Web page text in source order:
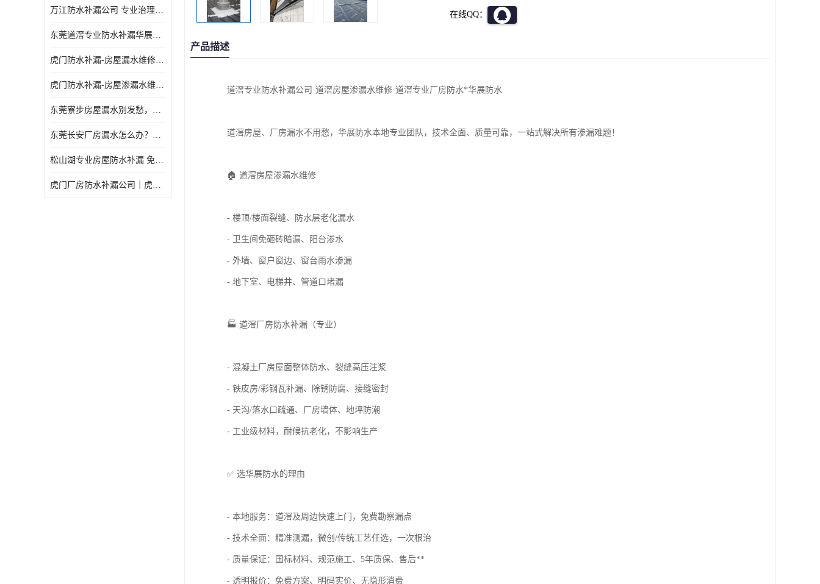
万江防水补漏公司 专业治理各项建筑物渗漏水 精准选材 快速止水
东莞道滘专业防水补漏华展防水更专业，及时高效，五年质保
虎门防水补漏-房屋漏水维修 免费上门提供方案 高效解决渗漏水问题
虎门防水补漏-房屋渗漏水维修 免费上门提供方案 验收合格再收费
东莞寮步房屋漏水别发愁，华展防水为您解烦忧！
东莞长安厂房漏水怎么办？华展防水24小时解决渗漏难题
松山湖专业房屋防水补漏 免费上门看现场，快速提供可靠方案
虎门厂房防水补漏公司｜虎门专修厂房渗漏水｜虎门楼面漏水补漏
在线QQ：
产品描述
道滘专业防水补漏公司·道滘房屋渗漏水维修·道滘专业厂房防水*华展防水
道滘房屋、厂房漏水不用愁，华展防水本地专业团队，技术全面、质量可靠，一站式解决所有渗漏难题！
🏠 道滘房屋渗漏水维修
- 楼顶/楼面裂缝、防水层老化漏水
- 卫生间免砸砖暗漏、阳台渗水
- 外墙、窗户窗边、窗台雨水渗漏
- 地下室、电梯井、管道口堵漏
🏭 道滘厂房防水补漏（专业）
- 混凝土厂房屋面整体防水、裂缝高压注浆
- 铁皮房/彩钢瓦补漏、除锈防腐、接缝密封
- 天沟/落水口疏通、厂房墙体、地坪防潮
- 工业级材料，耐候抗老化，不影响生产
✅ 选华展防水的理由
- 本地服务：道滘及周边快速上门，免费勘察漏点
- 技术全面：精准测漏，微创/传统工艺任选，一次根治
- 质量保证：国标材料、规范施工、5年质保、售后**
- 透明报价：免费方案、明码实价、无隐形消费